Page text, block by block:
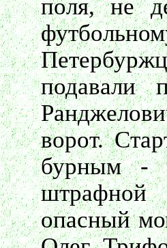
поля, не
подавали
ворот.
бурным -
опасный